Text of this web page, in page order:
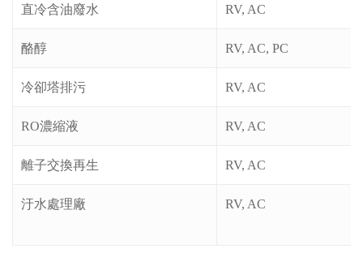
直冷含油廢水 RV, AC
酪醇 RV, AC, PC
冷卻塔排污 RV, AC
RO濃縮液 RV, AC
離子交換再生 RV, AC
汙水處理廠 RV, AC